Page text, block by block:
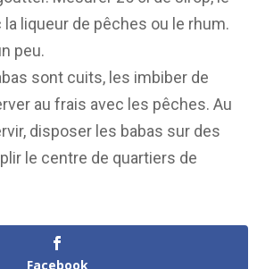
liqueur de pêches ou le rhum.
peu.
sont cuits, les imbiber de
au frais avec les pêches. Au
disposer les babas sur des
le centre de quartiers de
Facebook